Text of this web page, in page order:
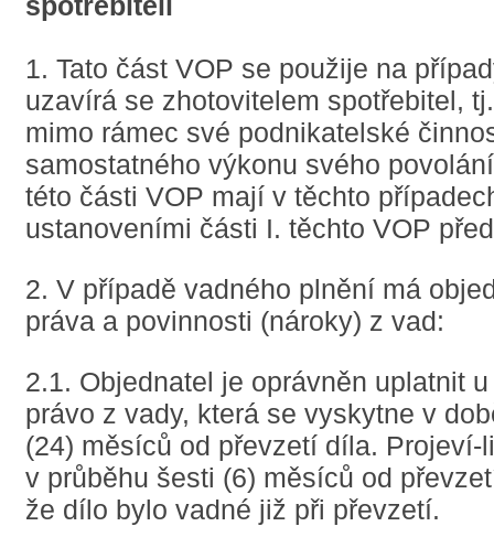
1. Tato část VOP se použije na
uzavírá se zhotovitelem spotřebitel,
mimo rámec své podnikatelské
samostatného výkonu svého
této části VOP mají v těchto
ustanoveními části I. těchto VOP
2. V případě vadného plnění má
práva a povinnosti (nároky) z vad:
2.1. Objednatel je oprávněn uplatnit
právo z vady, která se vyskytne v
(24) měsíců od převzetí díla. Projeví-
v průběhu šesti (6) měsíců od
že dílo bylo vadné již při převzetí.